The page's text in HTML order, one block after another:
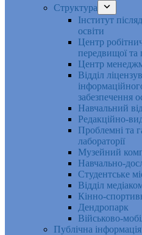
Структура
Інститут
освіти
Центр
передвищої та
Центр
Відділ
забезпечення
Навчальний
Редакційно-
Проблемні та
лабораторії
Музейний
Навчально-
Студентське
Відділ
Кінно-
Дендропарк
Військово-
Публічна інформація